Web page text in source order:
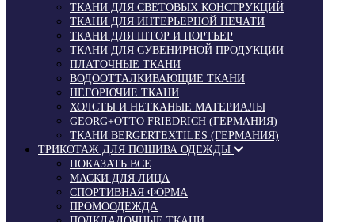
ТКАНИ ДЛЯ СВЕТОВЫХ КОНСТРУКЦИЙ
ТКАНИ ДЛЯ ИНТЕРЬЕРНОЙ ПЕЧАТИ
ТКАНИ ДЛЯ ШТОР И ПОРТЬЕР
ТКАНИ ДЛЯ СУВЕНИРНОЙ ПРОДУКЦИИ
ПЛАТОЧНЫЕ ТКАНИ
ВОДООТТАЛКИВАЮЩИЕ ТКАНИ
НЕГОРЮЧИЕ ТКАНИ
ХОЛСТЫ И НЕТКАНЫЕ МАТЕРИАЛЫ
GEORG+OTTO FRIEDRICH (ГЕРМАНИЯ)
ТКАНИ BERGERTEXTILES (ГЕРМАНИЯ)
ТРИКОТАЖ ДЛЯ ПОШИВА ОДЕЖДЫ
ПОКАЗАТЬ ВСЕ
МАСКИ ДЛЯ ЛИЦА
СПОРТИВНАЯ ФОРМА
ПРОМООДЕЖДА